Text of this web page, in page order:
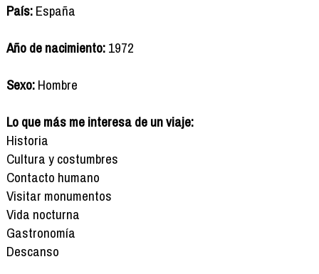
País:España
Año de nacimiento:1972
Sexo:Hombre
Lo que más me interesa de un viaje:
Historia
Cultura y costumbres
Contacto humano
Visitar monumentos
Vida nocturna
Gastronomía
Descanso